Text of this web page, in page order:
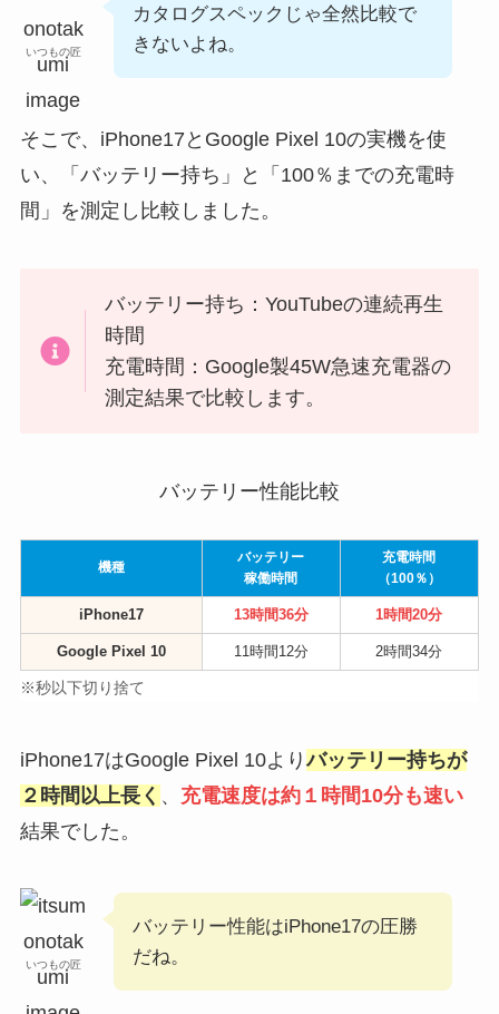
いつもの匠
カタログスペックじゃ全然比較で
きないよね。
そこで、iPhone17とGoogle Pixel 10の実機を使
い、「バッテリー持ち」と「100％までの充電時
間」を測定し比較しました。
バッテリー持ち：YouTubeの連続再生
時間
充電時間：Google製45W急速充電器の
測定結果で比較します。
バッテリー性能比較
機種
バッテリー
稼働時間
充電時間
（100％）
iPhone17 13時間36分 1時間20分
Google Pixel 10 11時間12分 2時間34分
※秒以下切り捨て
iPhone17はGoogle Pixel 10よりバッテリー持ちが
２時間以上長く 、 充電速度は約１時間10分も速い
結果でした。
いつもの匠
バッテリー性能はiPhone17の圧勝
だね。